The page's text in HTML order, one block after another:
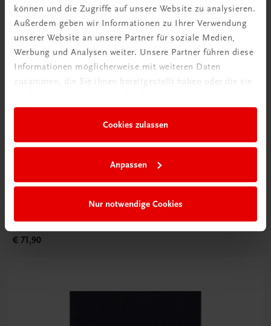
können und die Zugriffe auf unsere Website zu analysieren.
Außerdem geben wir Informationen zu Ihrer Verwendung
unserer Website an unsere Partner für soziale Medien,
Werbung und Analysen weiter. Unsere Partner führen diese
Informationen möglicherweise mit weiteren Daten
zusammen, die Sie ihnen bereitgestellt haben oder die sie
Cookies zulassen
Anpassen
Nur notwendige Cookies
My Culinary Ikigai
Fine Dining mit den Gourmetrezepten von Christoph
Rainer.
€ 71,90